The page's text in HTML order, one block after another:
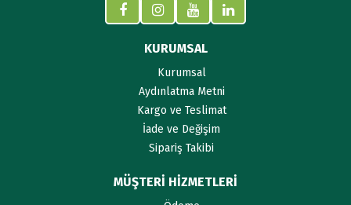
KURUMSAL
Kurumsal
Aydınlatma Metni
Kargo ve Teslimat
İade ve Değişim
Sipariş Takibi
MÜŞTERİ HİZMETLERİ